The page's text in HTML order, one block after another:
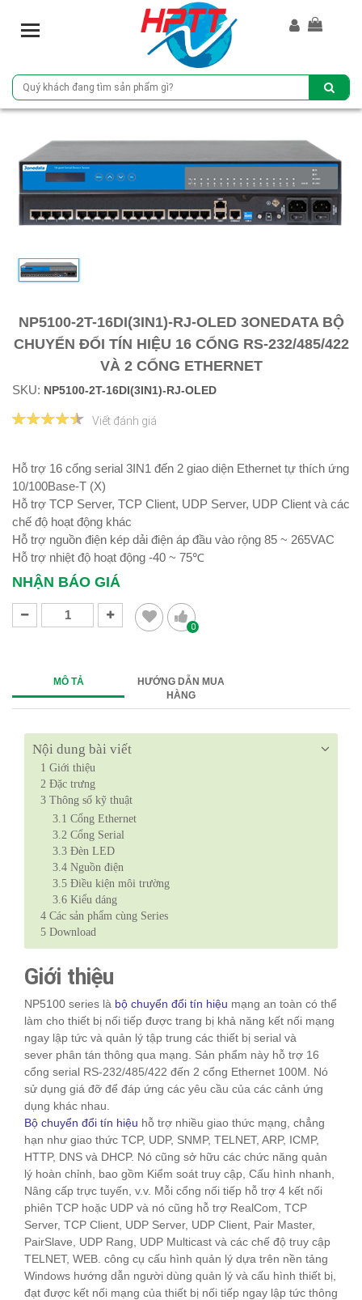
T
l
e
a
v
i
g
a
i
o
NP5100-2T-16DI(3IN1)-RJ-OLED 3ONEDATA BỘ
CHUYỂN ĐỔI TÍN HIỆU 16 CỔNG RS-232/485/422
VÀ 2 CỔNG ETHERNET
SKU: NP5100-2T-16DI(3IN1)-RJ-OLED
Viết đánh giá
Hỗ trợ 16 cổng serial 3IN1 đến 2 giao diện Ethernet tự thích ứng
10/100Base-T (X)
Hỗ trợ TCP Server, TCP Client, UDP Server, UDP Client và các
chế độ hoạt động khác
Hỗ trợ nguồn điện kép dải điện áp đầu vào rộng 85 ~ 265VAC
Hỗ trợ nhiệt độ hoạt động -40 ~ 75℃
NHẬN BÁO GIÁ
0
MÔ TẢ
HƯỚNG DẪN MUA
HÀNG
Nội dung bài viết
1 Giới thiệu
2 Đặc trưng
3 Thông số kỹ thuật
3.1 Cổng Ethernet
3.2 Cổng Serial
3.3 Đèn LED
3.4 Nguồn điện
3.5 Điều kiện môi trường
3.6 Kiểu dáng
4 Các sản phẩm cùng Series
5 Download
Giới thiệu
NP5100 series là bộ chuyển đổi tín hiệu mạng an toàn có thể
làm cho thiết bị nối tiếp được trang bị khả năng kết nối mạng
ngay lập tức và quản lý tập trung các thiết bị serial và
sever phân tán thông qua mạng. Sản phẩm này hỗ trợ 16
cổng serial RS-232/485/422 đến 2 cổng Ethernet 100M. Nó
sử dụng giá đỡ để đáp ứng các yêu cầu của các cảnh ứng
dụng khác nhau.
Bộ chuyển đổi tín hiệu hỗ trợ nhiều giao thức mạng, chẳng
hạn như giao thức TCP, UDP, SNMP, TELNET, ARP, ICMP,
HTTP, DNS và DHCP. Nó cũng sở hữu các chức năng quản
lý hoàn chỉnh, bao gồm Kiểm soát truy cập, Cấu hình nhanh,
Nâng cấp trực tuyến, v.v. Mỗi cổng nối tiếp hỗ trợ 4 kết nối
phiên TCP hoặc UDP và nó cũng hỗ trợ RealCom, TCP
Server, TCP Client, UDP Server, UDP Client, Pair Master,
PairSlave, UDP Rang, UDP Multicast và các chế độ truy cập
TELNET, WEB. công cụ cấu hình quản lý dựa trên nền tảng
Windows hướng dẫn người dùng quản lý và cấu hình thiết bị,
đạt được kết nối mạng của thiết bị nối tiếp ngay lập tức thông